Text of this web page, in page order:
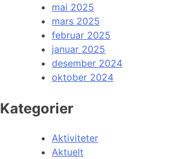
mai 2025
mars 2025
februar 2025
januar 2025
desember 2024
oktober 2024
Kategorier
Aktiviteter
Aktuelt